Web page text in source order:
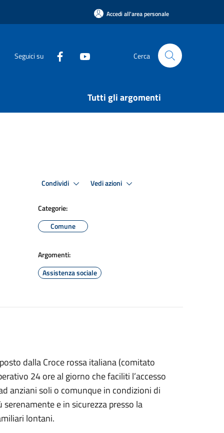
Accedi all'area personale
Seguici su Cerca
Tutti gli argomenti
Condividi Vedi azioni
Categorie:
Comune
Argomenti:
Assistenza sociale
dalla Croce rossa italiana (comitato
24 ore al giorno che faciliti l’accesso
anziani soli o comunque in condizioni di
e in sicurezza presso la
lontani.